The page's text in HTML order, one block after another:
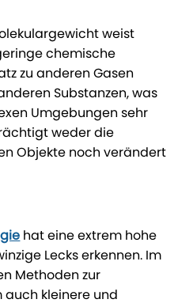
weist
chemische
zu anderen Gasen
Substanzen, was
Umgebungen sehr
weder die
Objekte noch verändert
hat eine extrem hohe
Lecks erkennen. Im
Methoden zur
auch kleinere und